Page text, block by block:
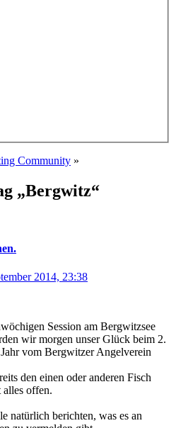
Community »
„Bergwitz“
2014, 23:38
Session am Bergwitzsee
wir morgen unser Glück beim 2.
vom Bergwitzer Angelverein
den einen oder anderen Fisch
alles offen.
natürlich berichten, was es an